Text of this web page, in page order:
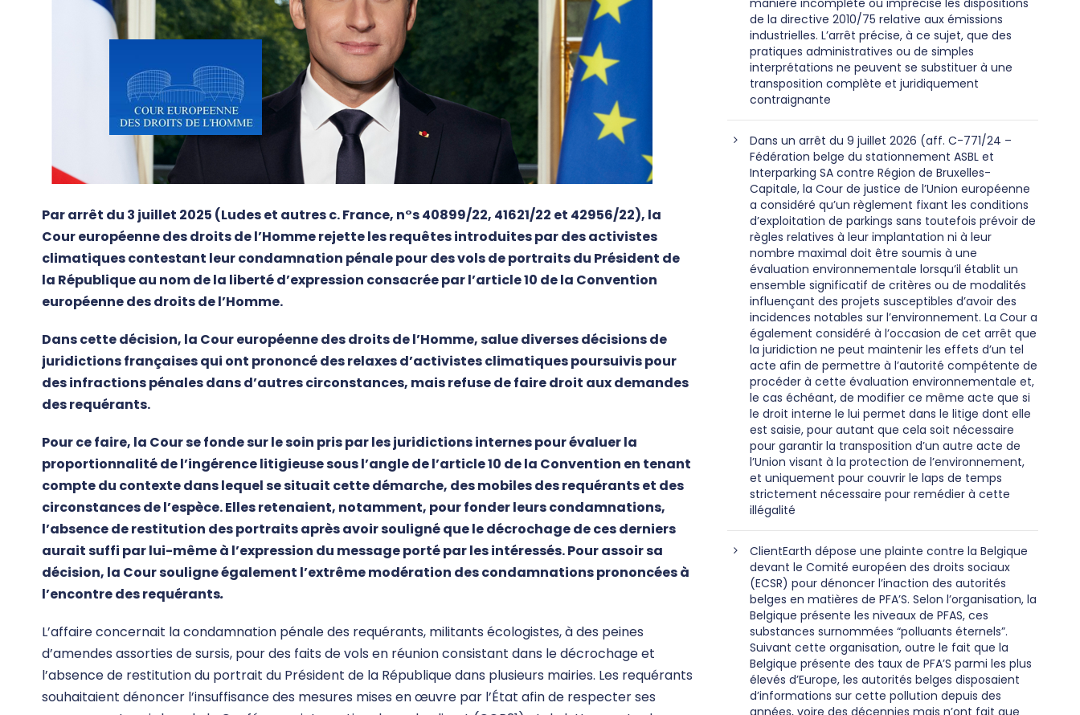
Par arrêt du 3 juillet 2025 (Ludes et autres c. France, n°s 40899/22, 41621/22 et 42956/22), la
Cour européenne des droits de l’Homme rejette les requêtes introduites par des activistes
climatiques contestant leur condamnation pénale pour des vols de portraits du Président de
la République au nom de la liberté d’expression consacrée par l’article 10 de la Convention
européenne des droits de l’Homme.
Dans cette décision, la Cour européenne des droits de l’Homme, salue diverses décisions de
juridictions françaises qui ont prononcé des relaxes d’activistes climatiques poursuivis pour
des infractions pénales dans d’autres circonstances, mais refuse de faire droit aux demandes
des requérants.
Pour ce faire, la Cour se fonde sur le soin pris par les juridictions internes pour évaluer la
proportionnalité de l’ingérence litigieuse sous l’angle de l’article 10 de la Convention en tenant
compte du contexte dans lequel se situait cette démarche, des mobiles des requérants et des
circonstances de l’espèce. Elles retenaient, notamment, pour fonder leurs condamnations,
l’absence de restitution des portraits après avoir souligné que le décrochage de ces derniers
aurait suffi par lui-même à l’expression du message porté par les intéressés. Pour assoir sa
décision, la Cour souligne également l’extrême modération des condamnations prononcées à
l’encontre des requérants.
L’affaire concernait la condamnation pénale des requérants, militants écologistes, à des peines
d’amendes assorties de sursis, pour des faits de vols en réunion consistant dans le décrochage et
l’absence de restitution du portrait du Président de la République dans plusieurs mairies. Les requérants
souhaitaient dénoncer l’insuffisance des mesures mises en œuvre par l’État afin de respecter ses
manière incomplète ou imprécise les dispositions
de la directive 2010/75 relative aux émissions
industrielles. L’arrêt précise, à ce sujet, que des
pratiques administratives ou de simples
interprétations ne peuvent se substituer à une
transposition complète et juridiquement
contraignante
Dans un arrêt du 9 juillet 2026 (aff. C-771/24 –
Fédération belge du stationnement ASBL et
Interparking SA contre Région de Bruxelles-
Capitale, la Cour de justice de l’Union européenne
a considéré qu’un règlement fixant les conditions
d’exploitation de parkings sans toutefois prévoir de
règles relatives à leur implantation ni à leur
nombre maximal doit être soumis à une
évaluation environnementale lorsqu’il établit un
ensemble significatif de critères ou de modalités
influençant des projets susceptibles d’avoir des
incidences notables sur l’environnement. La Cour a
également considéré à l’occasion de cet arrêt que
la juridiction ne peut maintenir les effets d’un tel
acte afin de permettre à l’autorité compétente de
procéder à cette évaluation environnementale et,
le cas échéant, de modifier ce même acte que si
le droit interne le lui permet dans le litige dont elle
est saisie, pour autant que cela soit nécessaire
pour garantir la transposition d’un autre acte de
l’Union visant à la protection de l’environnement,
et uniquement pour couvrir le laps de temps
strictement nécessaire pour remédier à cette
illégalité
ClientEarth dépose une plainte contre la Belgique
devant le Comité européen des droits sociaux
(ECSR) pour dénoncer l’inaction des autorités
belges en matières de PFA’S. Selon l’organisation, la
Belgique présente les niveaux de PFAS, ces
substances surnommées “polluants éternels”.
Suivant cette organisation, outre le fait que la
Belgique présente des taux de PFA’S parmi les plus
élevés d’Europe, les autorités belges disposaient
d’informations sur cette pollution depuis des
années, voire des décennies mais n’ont fait que